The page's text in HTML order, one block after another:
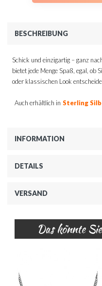
BESCHREIBUNG
Schick und einzigartig – ganz
bietet jede Menge Spaß, egal, ob
oder klassischen Look
Auch erhältlich in Sterling
INFORMATION
DETAILS
VERSAND
Das könnte